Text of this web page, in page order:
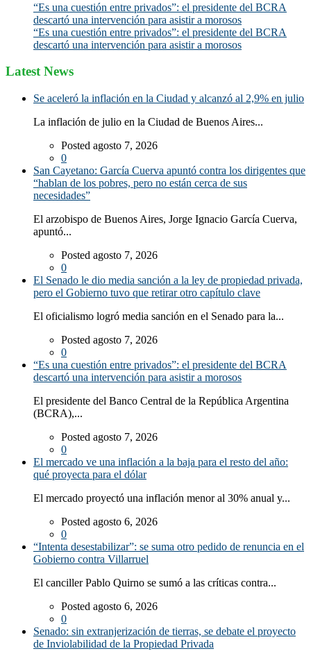
“Es una cuestión entre privados”: el presidente del BCRA
descartó una intervención para asistir a morosos
“Es una cuestión entre privados”: el presidente del BCRA
descartó una intervención para asistir a morosos
Latest News
Se aceleró la inflación en la Ciudad y alcanzó al 2,9% en julio
La inflación de julio en la Ciudad de Buenos Aires...
Posted agosto 7, 2026
0
San Cayetano: García Cuerva apuntó contra los dirigentes que
“hablan de los pobres, pero no están cerca de sus
necesidades”
El arzobispo de Buenos Aires, Jorge Ignacio García Cuerva,
apuntó...
Posted agosto 7, 2026
0
El Senado le dio media sanción a la ley de propiedad privada,
pero el Gobierno tuvo que retirar otro capítulo clave
El oficialismo logró media sanción en el Senado para la...
Posted agosto 7, 2026
0
“Es una cuestión entre privados”: el presidente del BCRA
descartó una intervención para asistir a morosos
El presidente del Banco Central de la República Argentina
(BCRA),...
Posted agosto 7, 2026
0
El mercado ve una inflación a la baja para el resto del año:
qué proyecta para el dólar
El mercado proyectó una inflación menor al 30% anual y...
Posted agosto 6, 2026
0
“Intenta desestabilizar”: se suma otro pedido de renuncia en el
Gobierno contra Villarruel
El canciller Pablo Quirno se sumó a las críticas contra...
Posted agosto 6, 2026
0
Senado: sin extranjerización de tierras, se debate el proyecto
de Inviolabilidad de la Propiedad Privada